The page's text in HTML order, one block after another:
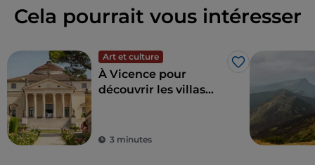
Cela pourrait vous intéresser
Art et culture
J’aime
À Vicence pour
découvrir les villas
3 minutes